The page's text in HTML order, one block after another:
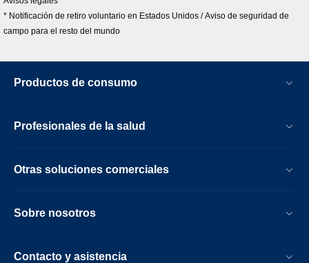
* Notificación de retiro voluntario en Estados Unidos / Aviso de seguridad de
campo para el resto del mundo
Productos de consumo
Profesionales de la salud
Otras soluciones comerciales
Sobre nosotros
Contacto y asistencia